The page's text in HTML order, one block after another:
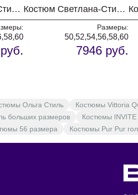
Костюм Светлана-Стиль 2348 черный Костюм Светлана-Стиль 2376 черный
Размеры:
50,52,54,56,58,60
7946 руб.
Ольга Стиль Костюмы Vittoria
больших размеров
Костюмы INVITE
56 размера Костюмы Pur Pur